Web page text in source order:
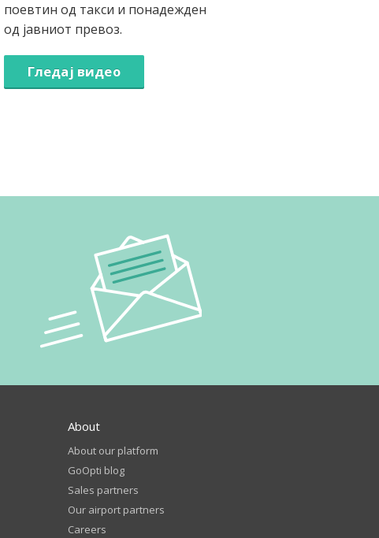
поевтин од такси и понадежден
од јавниот превоз.
Гледај видео
About
About our platform
GoOpti blog
Sales partners
Our airport partners
Careers